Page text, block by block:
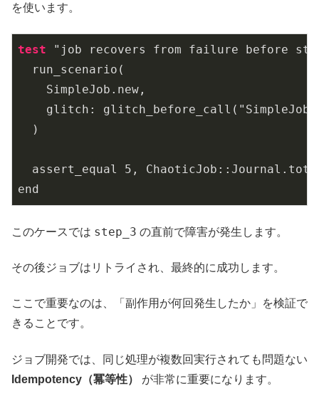
を使います。
test
"job recovers from failure before
  run_scenario(
    SimpleJob.new,
glitch:
  )
assert_equal 5,
end
このケースでは step_3 の直前で障害が発生します。
その後ジョブはリトライされ、最終的に成功します。
ここで重要なのは、「副作用が何回発生したか」を検証で
きることです。
ジョブ開発では、同じ処理が複数回実行されても問題ない
Idempotency（冪等性）
が非常に重要になります。